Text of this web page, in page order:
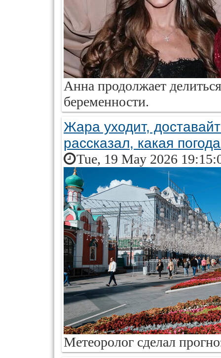
Анна продолжает
беременности.
Жара уходит,
рассказал, какая
Tue, 19 May 2026
Метеоролог сделал